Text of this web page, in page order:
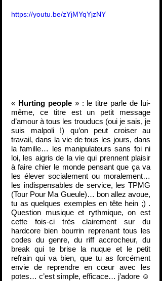
https://youtu.be/zYjMYqYjzNY
« Hurting people » : le titre parle de lui-
même, ce titre est un petit message
d’amour à tous les trouducs (oui je sais, je
suis malpoli !) qu’on peut croiser au
travail, dans la vie de tous les jours, dans
la famille… les manipulateurs sans foi ni
loi, les aigris de la vie qui prennent plaisir
à faire chier le monde pensant que ça va
les élever socialement ou moralement…
les indispensables de service, les TPMG
(Tour Pour Ma Gueule)… bon allez avoue,
tu as quelques exemples en tête hein ;) .
Question musique et rythmique, on est
cette fois-ci très clairement sur du
hardcore bien bourrin reprenant tous les
codes du genre, du riff accrocheur, du
break qui te brise la nuque et le petit
refrain qui va bien, que tu as forcément
envie de reprendre en cœur avec les
potes… c’est simple, efficace… j’adore ☺